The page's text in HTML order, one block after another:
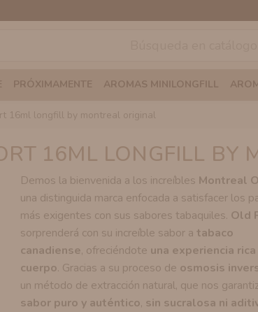
PRÓXIMAMENTE AROMAS MINILONGFILL
16ml longfill by montreal original
16ML LONGFILL BY
Demos la bienvenida a los increíbles Montreal
una distinguida marca enfocada a satisfacer los
más exigentes con sus sabores tabaquiles. Old
sorprenderá con su increíble sabor a tabaco
canadiense, ofreciéndote una experiencia rica
cuerpo. Gracias a su proceso de osmosis
un método de extracción natural, que nos
sabor puro y auténtico, sin sucralosa ni